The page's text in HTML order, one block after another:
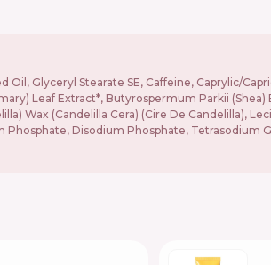
Glyceryl Stearate SE, Caffeine, Caprylic/
Leaf Extract*, Butyrospermum Parkii
Wax (Candelilla Cera) (Cire De Candelilla),
Phosphate, Disodium Phosphate,